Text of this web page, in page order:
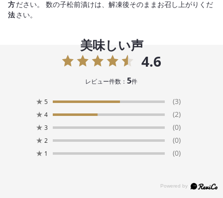
方
法
ださい。 数の子松前漬けは、解凍後そのままお召し上がりくだ
さい。
美味しい声
4.6
レビュー件数：5件
★ 5
(3)
★ 4
(2)
★ 3
(0)
★ 2
(0)
★ 1 (0)